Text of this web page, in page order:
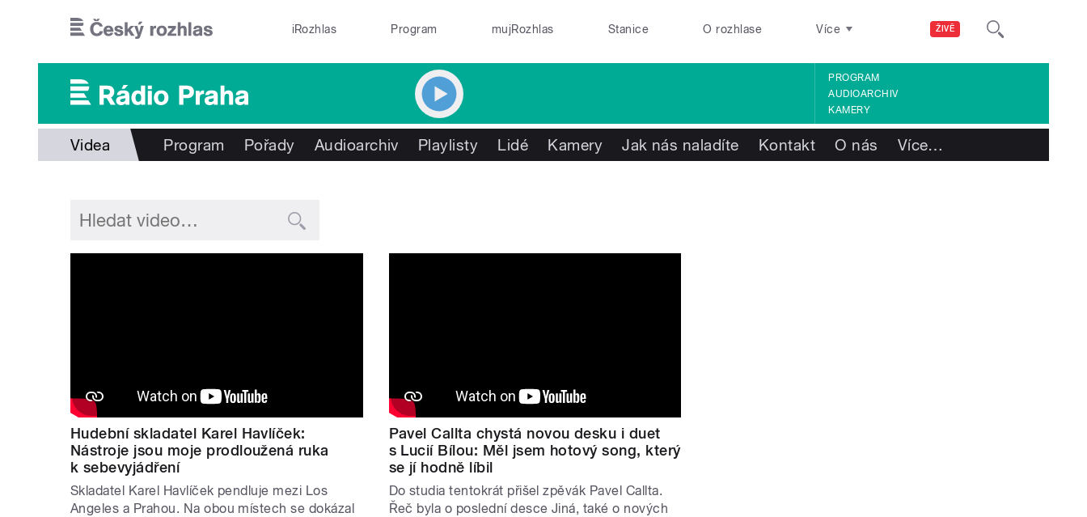
ŽIVĚ
iRozhlas Program mujRozhlas Stanice O rozhlase Více
PROGRAM
AUDIOARCHIV
KAMERY
Videa Program Pořady Audioarchiv Playlisty Lidé Kamery Jak nás naladíte Kontakt O nás Více…
Hudební skladatel Karel Havlíček:
Nástroje jsou moje prodloužená ruka
k sebevyjádření
Skladatel Karel Havlíček pendluje mezi Los
Angeles a Prahou. Na obou místech se dokázal
Pavel Callta chystá novou desku i duet
s Lucií Bílou: Měl jsem hotový song, který
se jí hodně líbil
Do studia tentokrát přišel zpěvák Pavel Callta.
Řeč byla o poslední desce Jiná, také o nových